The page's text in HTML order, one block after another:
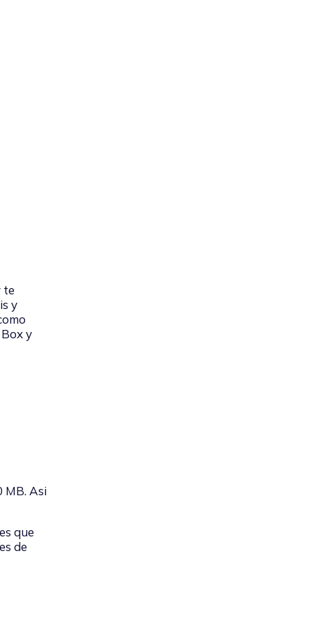
te
y
y
MB. Asi
que
de